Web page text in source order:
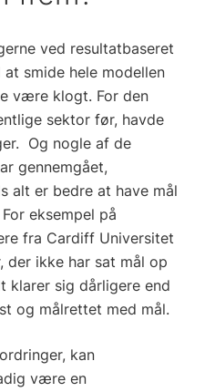
ved resultatbaseret
smide hele modellen
være klogt. For den
sektor før, havde
Og nogle af de
gennemgået,
alt er bedre at have mål
eksempel på
fra Cardiff Universitet
der ikke har sat mål op
klarer sig dårligere end
og målrettet med mål.
kan
være en